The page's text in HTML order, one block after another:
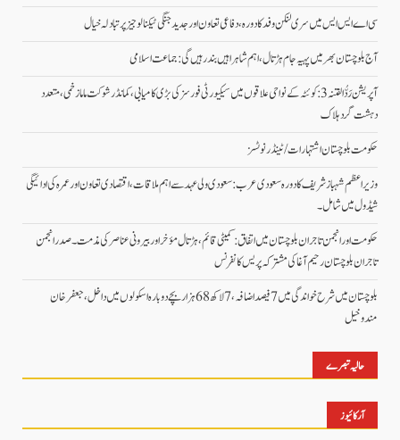
سی اے ایس ایس میں سری لنکن وفد کا دورہ، دفاعی تعاون اور جدید جنگی ٹیکنالوجیز پر تبادلہ خیال
آج بلوچستان بھر میں پہیہ جام ہڑتال، اہم شاہراہیں بند رہیں گی: جماعت اسلامی
آپریشن رَدُّ الفتنہ 3: کوئٹہ کے نواحی علاقوں میں سیکیورٹی فورسز کی بڑی کامیابی، کمانڈر شوکت ماما زخمی، متعدد
دہشت گرد ہلاک
حکومت بلوچستان اشتہارات/ ٹینڈر نوٹسز
وزیراعظم شہباز شریف کا دورہ سعودی عرب: سعودی ولی عہد سے اہم ملاقات، اقتصادی تعاون اور عمرہ کی ادائیگی
شیڈول میں شامل۔
حکومت اور انجمن تاجران بلوچستان میں اتفاق: کمیٹی قائم، ہڑتال مؤخر اور بیرونی عناصر کی مذمت۔ صدر انجمن
تاجران بلوچستان رحیم آغا کی مشترکہ پریس کانفرنس
بلوچستان میں شرح خواندگی میں 7 فیصد اضافہ، 7 لاکھ 68 ہزار بچے دوبارہ اسکولوں میں داخل،جعفرخان
مندوخیل
حالیہ تبصرے
آرکائیوز